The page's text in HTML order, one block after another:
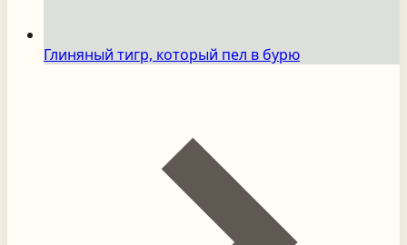
Глиняный тигр, который пел в бурю